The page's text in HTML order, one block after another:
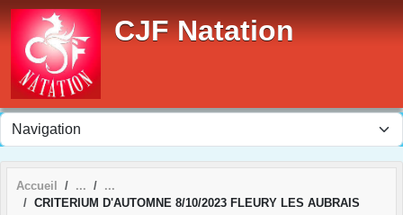
CJF Natation
Accueil
CRITERIUM D'AUTOMNE 8/10/2023 FLEURY LES AUBRAIS
Panneau de gestion des cookies